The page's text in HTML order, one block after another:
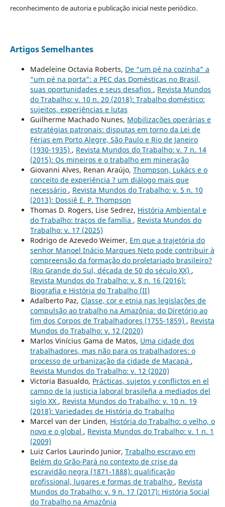
reconhecimento de autoria e publicação inicial neste periódico.
Artigos Semelhantes
Madeleine Octavia Roberts, De “um pé na cozinha” a
“um pé na porta”: a PEC das Domésticas no Brasil,
suas oportunidades e seus desafios , Revista Mundos
do Trabalho: v. 10 n. 20 (2018): Trabalho doméstico:
sujeitos, experiências e lutas
Guilherme Machado Nunes, Mobilizações operárias e
estratégias patronais: disputas em torno da Lei de
Férias em Porto Alegre, São Paulo e Rio de Janeiro
(1930-1935) , Revista Mundos do Trabalho: v. 7 n. 14
(2015): Os mineiros e o trabalho em mineração
Giovanni Alves, Renan Araújo, Thompson, Lukács e o
conceito de experiência ? um diálogo mais que
necessário , Revista Mundos do Trabalho: v. 5 n. 10
(2013): Dossiê E. P. Thompson
Thomas D. Rogers, Lise Sedrez, História Ambiental e
do Trabalho: traços de família , Revista Mundos do
Trabalho: v. 17 (2025)
Rodrigo de Azevedo Weimer, Em que a trajetória do
senhor Manoel Inácio Marques Neto pode contribuir à
compreensão da formação do proletariado brasileiro?
(Rio Grande do Sul, década de 50 do século XX) ,
Revista Mundos do Trabalho: v. 8 n. 16 (2016):
Biografia e História do Trabalho (II)
Adalberto Paz, Classe, cor e etnia nas legislações de
compulsão ao trabalho na Amazônia: do Diretório ao
fim dos Corpos de Trabalhadores (1755-1859) , Revista
Mundos do Trabalho: v. 12 (2020)
Marlos Vinícius Gama de Matos, Uma cidade dos
trabalhadores, mas não para os trabalhadores: o
processo de urbanização da cidade de Macapá ,
Revista Mundos do Trabalho: v. 12 (2020)
Victoria Basualdo, Prácticas, sujetos y conflictos en el
campo de la justicia laboral brasileña a mediados del
siglo XX , Revista Mundos do Trabalho: v. 10 n. 19
(2018): Variedades de História do Trabalho
Marcel van der Linden, História do Trabalho: o velho, o
novo e o global , Revista Mundos do Trabalho: v. 1 n. 1
(2009)
Luiz Carlos Laurindo Junior, Trabalho escravo em
Belém do Grão-Pará no contexto de crise da
escravidão negra (1871-1888): qualificação
profissional, lugares e formas de trabalho , Revista
Mundos do Trabalho: v. 9 n. 17 (2017): História Social
do Trabalho na Amazônia